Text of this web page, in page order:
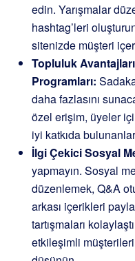
edin. Yarışmalar
hashtag’leri
sitenizde müşteri
Topluluk
Programları:
daha fazlasını
özel erişim, üyeler
iyi katkıda
İlgi Çekici Sosyal
yapmayın. Sosyal
düzenlemek, Q&A
arkası içerikleri
tartışmaları
etkileşimli